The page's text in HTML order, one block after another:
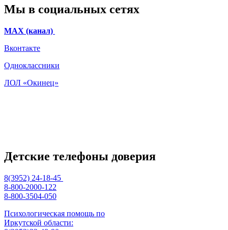
Мы в социальных сетях
МАХ (канал)
Вконтакте
Одноклассники
ЛОЛ «Окинец»
Детские телефоны доверия
8(3952) 24-18-45
8-800-2000-122
8-800-3504-050
Психологическая помощь по
Иркутской области: